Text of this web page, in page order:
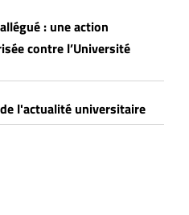
: une action
contre l’Université
l'actualité universitaire